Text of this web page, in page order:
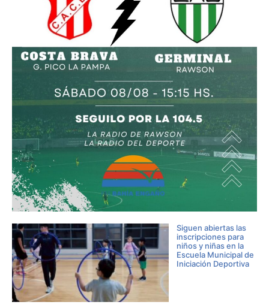
Siguen abiertas las
inscripciones para
niños y niñas en la
Escuela Municipal de
Iniciación Deportiva